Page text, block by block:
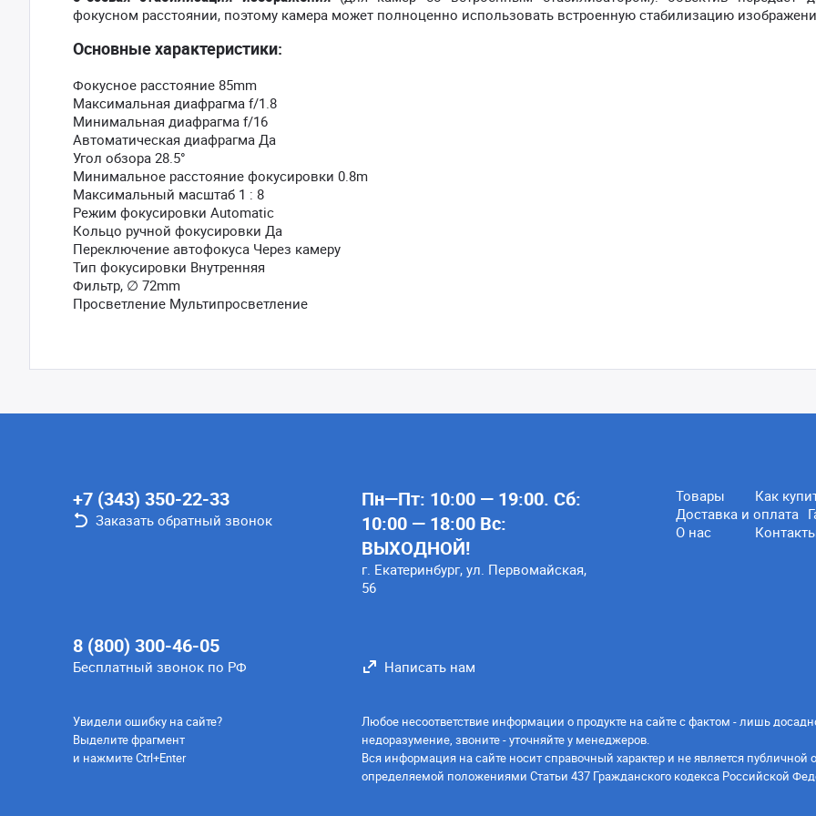
фокусном расстоянии, поэтому камера может полноценно использовать встроенную стабилизацию
Основные характеристики:
Фокусное расстояние 85mm
Максимальная диафрагма f/1.8
Минимальная диафрагма f/16
Автоматическая диафрагма Да
Угол обзора 28.5°
Минимальное расстояние фокусировки 0.8m
Максимальный масштаб 1 : 8
Режим фокусировки Automatic
Кольцо ручной фокусировки Да
Переключение автофокуса Через камеру
Тип фокусировки Внутренняя
Фильтр, ∅ 72mm
Просветление Мультипросветление
+7 (343) 350-22-33
Заказать обратный звонок
8 (800) 300-46-05
Бесплатный звонок по РФ
Пн—Пт: 10:00 — 19:00. Сб:
10:00 — 18:00 Вс:
ВЫХОДНОЙ!
г. Екатеринбург, ул. Первомайская,
56
Товары
Как
Доставка и оплата
О нас
Написать нам
Увидели ошибку на сайте?
Выделите фрагмент
и нажмите Ctrl+Enter
Любое несоответствие информации о продукте на сайте с фактом - лишь
недоразумение, звоните - уточняйте у менеджеров.
Вся информация на сайте носит справочный характер и не является публичной
определяемой положениями Статьи 437 Гражданского кодекса Российской